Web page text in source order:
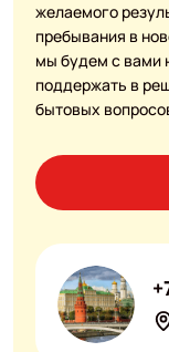
желаемого
пребывания в
мы будем с вами
поддержать в
бытовых